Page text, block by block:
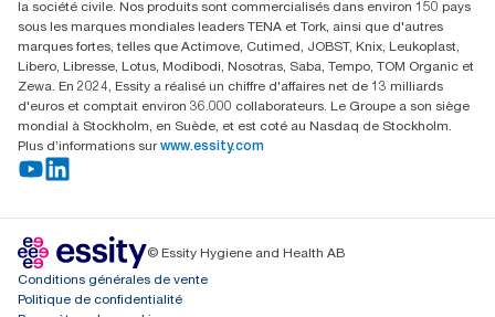
la société civile. Nos produits sont commercialisés dans environ 150 pays
sous les marques mondiales leaders TENA et Tork, ainsi que d'autres
marques fortes, telles que Actimove, Cutimed, JOBST, Knix, Leukoplast,
Libero, Libresse, Lotus, Modibodi, Nosotras, Saba, Tempo, TOM Organic et
Zewa. En 2024, Essity a réalisé un chiffre d'affaires net de 13 milliards
d'euros et comptait environ 36.000 collaborateurs. Le Groupe a son siège
mondial à Stockholm, en Suède, et est coté au Nasdaq de Stockholm.
Plus d’informations sur www.essity.com
© Essity Hygiene and Health AB
Conditions générales de vente
Politique de confidentialité